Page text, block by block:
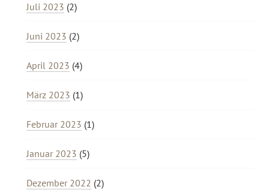
Juli 2023 (2)
Juni 2023 (2)
April 2023 (4)
März 2023 (1)
Februar 2023 (1)
Januar 2023 (5)
Dezember 2022 (2)